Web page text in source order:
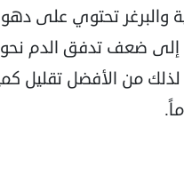
والبرغر تحتوي على
ضعف تدفق الدم نحو
لذلك من الأفضل تقليل